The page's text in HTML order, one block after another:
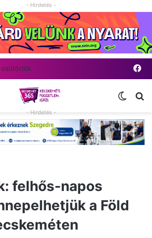
- Hirdetés -
csütörtök
- Hirdetés -
felhős-napos
a Föld